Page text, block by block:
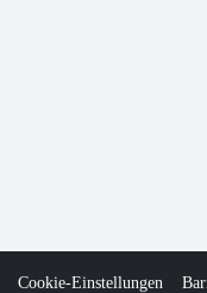
Cookie-Einstellungen